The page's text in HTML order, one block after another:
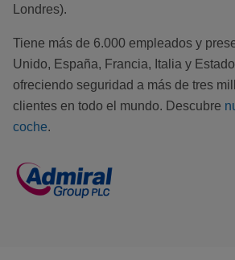
Londres).
Tiene más de 6.000 empleados y
Unido, España, Francia, Italia y
ofreciendo seguridad a más de tres
clientes en todo el mundo. Descubre
coche.